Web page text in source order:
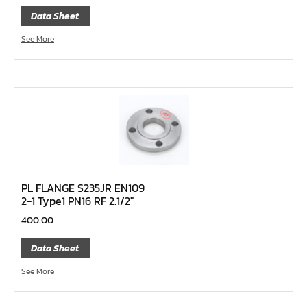
ไขควงท๊อกซ์,ไขควงท๊อกซ์มีรู
ไขควงหัวบ๊อกซ์
หัวขัน
ข้อต่อฟรี
ข้ออ่อน
ข้อต่อ หักมุม
ข้อต่อ
ด้ามควง
Data Sheet
See More
PL FLANGE S235JR EN109
2-1 Type1 PN16 RF 2.1/2″
400.00
Data Sheet
See More